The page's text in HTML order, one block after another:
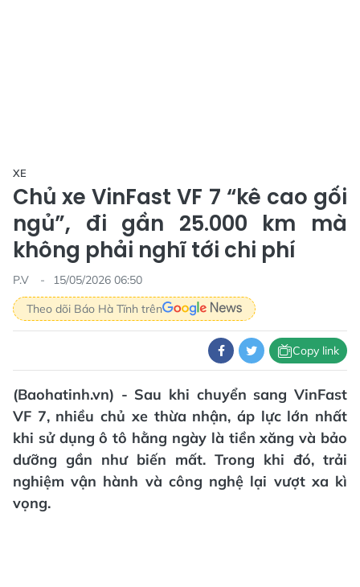
XE
Chủ xe VinFast VF 7 “kê cao gối
ngủ”, đi gần 25.000 km mà
không phải nghĩ tới chi phí
P.V
15/05/2026 06:50
Theo dõi Báo Hà Tĩnh trên
Copy link
(Baohatinh.vn) - Sau khi chuyển sang VinFast
VF 7, nhiều chủ xe thừa nhận, áp lực lớn nhất
khi sử dụng ô tô hằng ngày là tiền xăng và bảo
dưỡng gần như biến mất. Trong khi đó, trải
nghiệm vận hành và công nghệ lại vượt xa kì
vọng.